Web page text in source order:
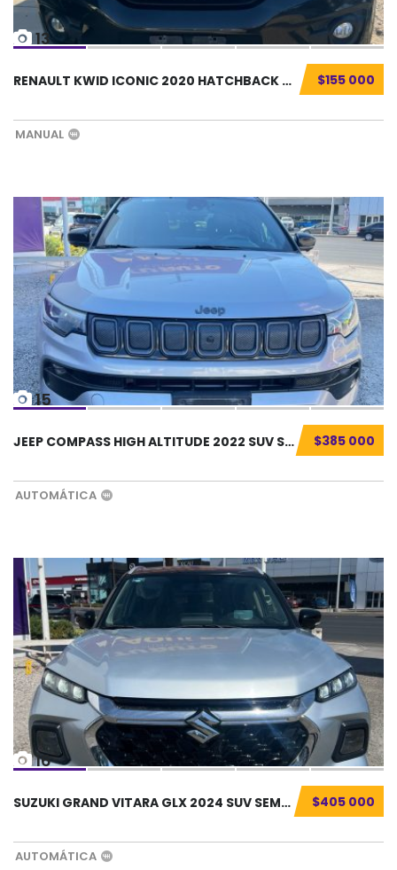
13
$155 000
RENAULT KWID ICONIC 2020 HATCHBACK SEMINUEVO...
MANUAL
15
$385 000
JEEP COMPASS HIGH ALTITUDE 2022 SUV SEMINUEV...
AUTOMÁTICA
16
$405 000
SUZUKI GRAND VITARA GLX 2024 SUV SEMINUEVO.....
AUTOMÁTICA